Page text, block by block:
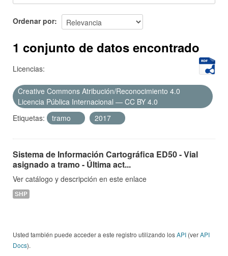
Acerca de
Ordenar por
1 conjunto de datos encontrado
Licencias:
Creative Commons Atribución/Reconocimiento 4.0
Licencia Pública Internacional — CC BY 4.0
Etiquetas:
tramo 2017
Sistema de Información Cartográfica ED50 - Vial
asignado a tramo - Última act...
Ver catálogo y descripción en este enlace
SHP
Usted también puede acceder a este registro utilizando losAPI (verAPI
Docs).